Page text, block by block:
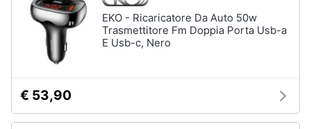
EKO - Ricaricatore Da Auto 50w
Trasmettitore Fm Doppia Porta Usb-a
E Usb-c, Nero
€ 53,90